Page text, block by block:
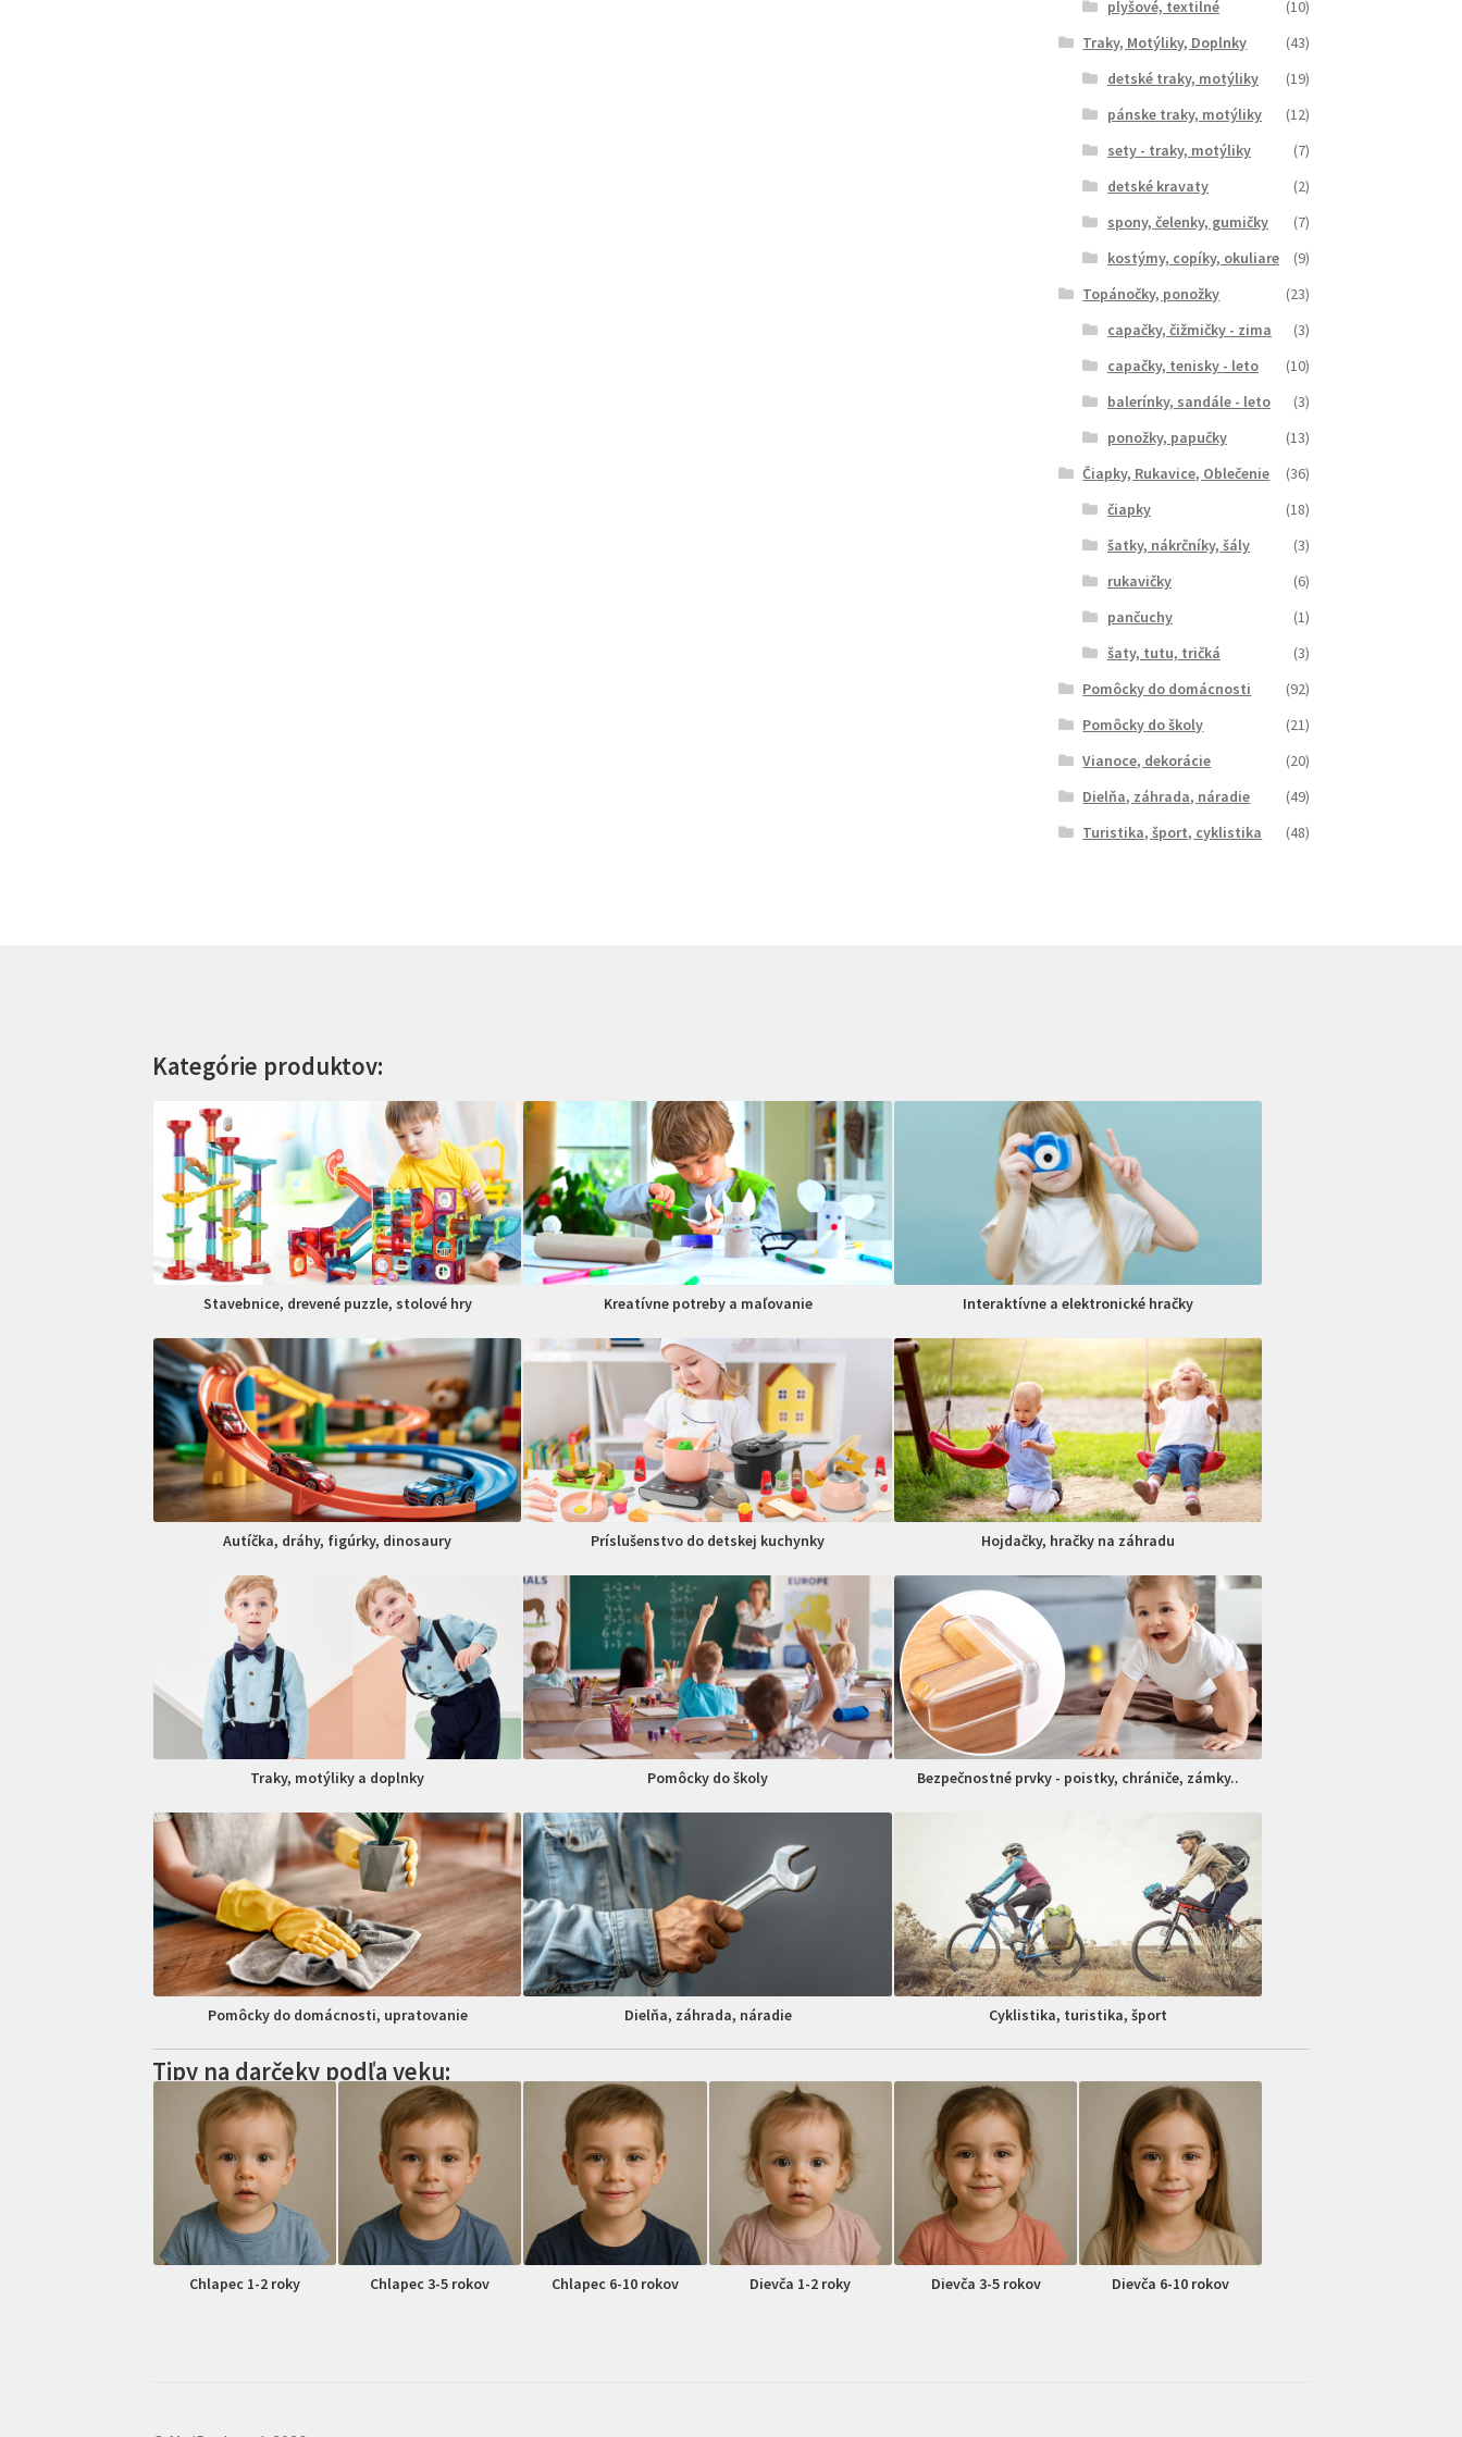
plyšové, textilné
(10)
Traky, Motýliky, Doplnky
(43)
detské traky, motýliky
(19)
pánske traky, motýliky
(12)
sety - traky, motýliky
(7)
detské kravaty
(2)
spony, čelenky, gumičky
(7)
kostýmy, copíky, okuliare
(9)
Topánočky, ponožky
(23)
capačky, čižmičky - zima
(3)
capačky, tenisky - leto
(10)
balerínky, sandále - leto
(3)
ponožky, papučky
(13)
Čiapky, Rukavice, Oblečenie
(36)
čiapky
(18)
šatky, nákrčníky, šály
(3)
rukavičky
(6)
pančuchy
(1)
šaty, tutu, tričká
(3)
Pomôcky do domácnosti
(92)
Pomôcky do školy
(21)
Vianoce, dekorácie
(20)
Dielňa, záhrada, náradie
(49)
Turistika, šport, cyklistika
(48)
Kategórie produktov:
Stavebnice, drevené puzzle, stolové hry Kreatívne potreby a maľovanie Interaktívne a elektronické hračky
Autíčka, dráhy, figúrky, dinosaury Príslušenstvo do detskej kuchynky Hojdačky, hračky na záhradu
Traky, motýliky a doplnky Pomôcky do školy Bezpečnostné prvky - poistky, chrániče, zámky..
Pomôcky do domácnosti, upratovanie Dielňa, záhrada, náradie Cyklistika, turistika, šport
Tipy na darčeky podľa veku:
Chlapec 1-2 roky Chlapec 3-5 rokov Chlapec 6-10 rokov Dievča 1-2 roky Dievča 3-5 rokov Dievča 6-10 rokov